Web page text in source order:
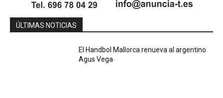
ÚLTIMAS NOTICIAS
El Handbol Mallorca renueva al argentino
Agus Vega